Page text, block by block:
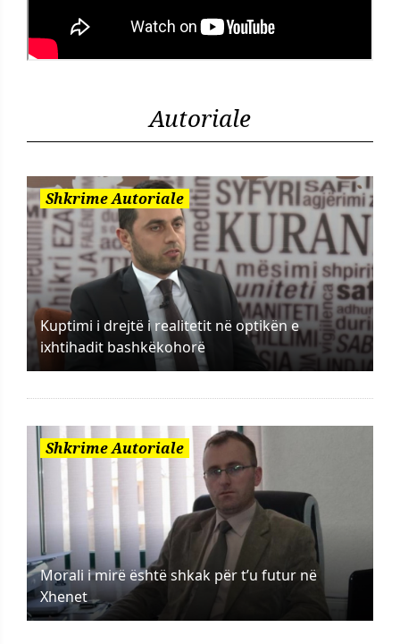
Autoriale
Shkrime Autoriale
Kuptimi i drejtë i realitetit në optikën e
ixhtihadit bashkëkohorë
Shkrime Autoriale
Morali i mirë është shkak për t’u futur në
Xhenet